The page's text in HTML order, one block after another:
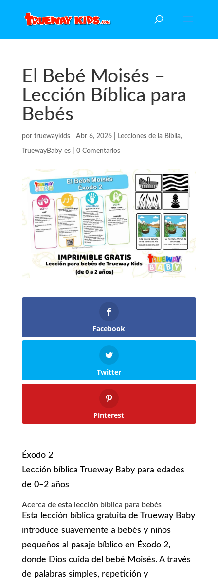
El Bebé Moisés –
Lección Bíblica para
Bebés
por truewaykids| Abr 6, 2026| Lecciones de la Biblia,
TruewayBaby-es| 0 Comentarios
Facebook
Twitter
Pinterest
Éxodo 2
Lección bíblica Trueway Baby para edades
de 0–2 años
Acerca de esta lección bíblica para bebés
Esta lección bíblica gratuita de Trueway Baby
introduce suavemente a bebés y niños
pequeños al pasaje bíblico en Éxodo 2,
donde Dios cuida del bebé Moisés. A través
de palabras simples, repetición y